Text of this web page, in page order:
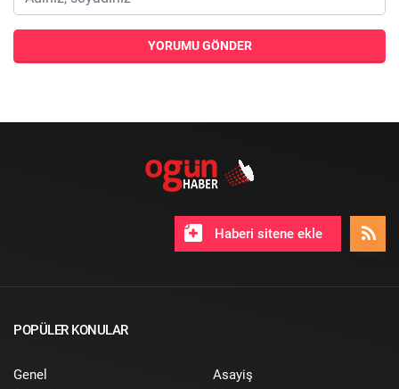
YORUMU GÖNDER
Haberi sitene ekle
POPÜLER KONULAR
Genel
Asayiş